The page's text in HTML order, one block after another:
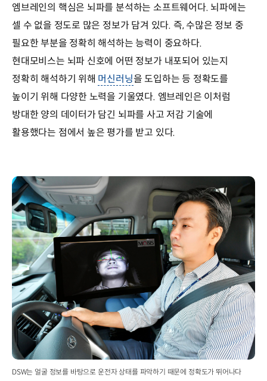
엠브레인의 핵심은 뇌파를 분석하는 소프트웨어다. 뇌파에는
셀 수 없을 정도로 많은 정보가 담겨 있다. 즉, 수많은 정보 중
필요한 부분을 정확히 해석하는 능력이 중요하다.
현대모비스는 뇌파 신호에 어떤 정보가 내포되어 있는지
정확히 해석하기 위해 머신러닝을 도입하는 등 정확도를
높이기 위해 다양한 노력을 기울였다. 엠브레인은 이처럼
방대한 양의 데이터가 담긴 뇌파를 사고 저감 기술에
활용했다는 점에서 높은 평가를 받고 있다.
DSW는 얼굴 정보를 바탕으로 운전자 상태를 파악하기 때문에 정확도가 뛰어나다